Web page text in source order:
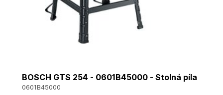
BOSCH GTS 254 - 0601B45000 - Stolná píla
0601B45000